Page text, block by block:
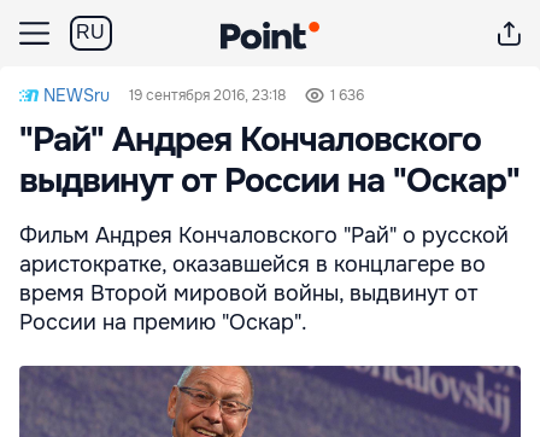
RU
NEWSru 19 сентября 2016, 23:18 1 636
"Рай" Андрея Кончаловского
выдвинут от России на "Оскар"
Фильм Андрея Кончаловского "Рай" о русской
аристократке, оказавшейся в концлагере во
время Второй мировой войны, выдвинут от
России на премию "Оскар".